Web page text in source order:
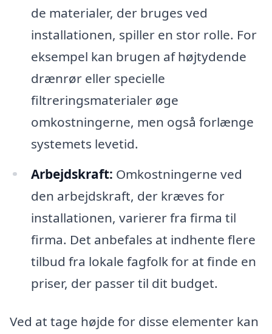
de materialer, der bruges ved
installationen, spiller en stor rolle. For
eksempel kan brugen af højtydende
drænrør eller specielle
filtreringsmaterialer øge
omkostningerne, men også forlænge
systemets levetid.
Arbejdskraft: Omkostningerne ved
den arbejdskraft, der kræves for
installationen, varierer fra firma til
firma. Det anbefales at indhente flere
tilbud fra lokale fagfolk for at finde en
priser, der passer til dit budget.
Ved at tage højde for disse elementer kan